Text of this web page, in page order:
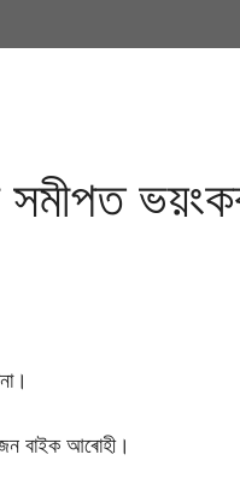
বাইক আৰোহী।